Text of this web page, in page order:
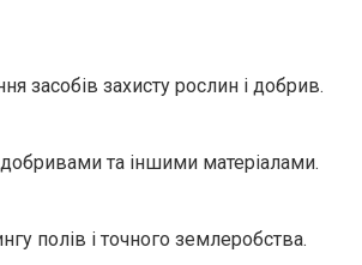
засобів захисту рослин і добрив.
та іншими матеріалами.
полів і точного землеробства.